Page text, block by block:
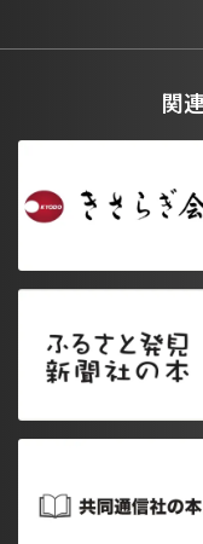
関